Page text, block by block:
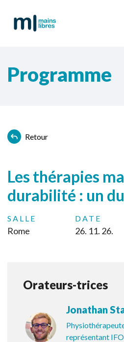
Programme
Retour
Les thérapies
durabilité : un
SALLE
Rome
DATE
26. 11. 26.
Orateurs-trices
Jonathan
représentant